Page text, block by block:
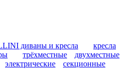
диваны и кресла кресла
трёхместные двухместные
электрические
секционные